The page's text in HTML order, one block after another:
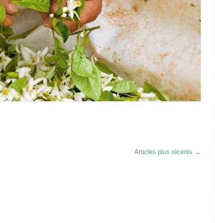
Articles plus récents →